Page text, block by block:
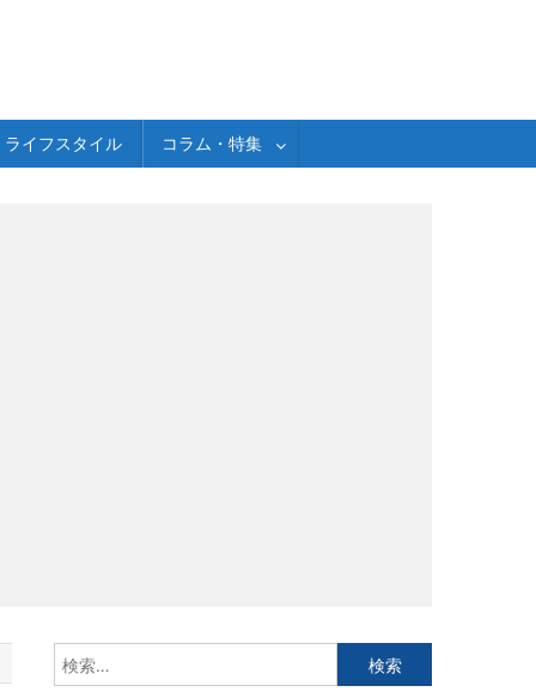
ライフスタイル コラム・特集
索: